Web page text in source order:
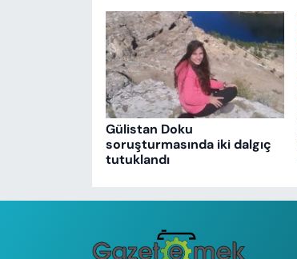
Gülistan Doku
soruşturmasında iki dalgıç
tutuklandı